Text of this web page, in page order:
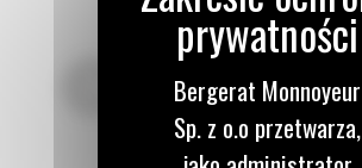
Bergerat Monnoyeur
Sp. z o.o przetwarza,